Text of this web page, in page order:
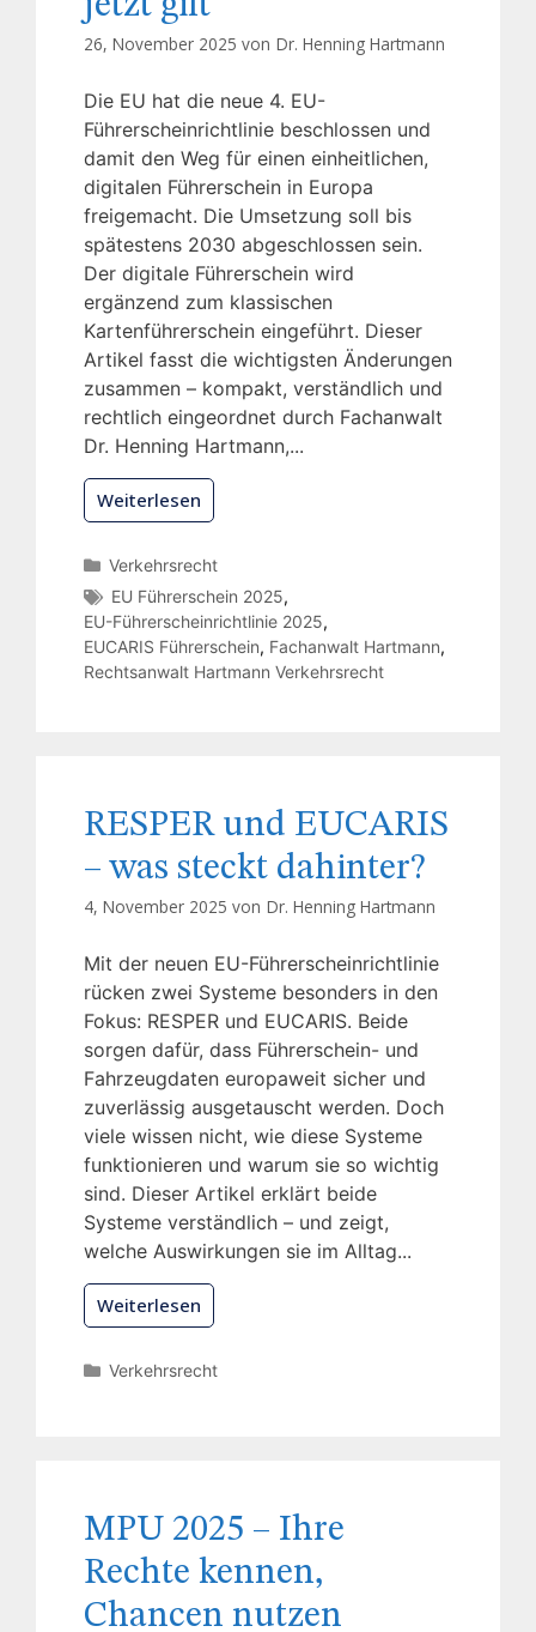
26, November 2025 von Dr. Henning Hartmann
Die EU hat die neue 4. EU-
Führerscheinrichtlinie beschlossen und
damit den Weg für einen einheitlichen,
digitalen Führerschein in Europa
freigemacht. Die Umsetzung soll bis
spätestens 2030 abgeschlossen sein.
Der digitale Führerschein wird
ergänzend zum klassischen
Kartenführerschein eingeführt. Dieser
Artikel fasst die wichtigsten Änderungen
zusammen – kompakt, verständlich und
rechtlich eingeordnet durch Fachanwalt
Dr. Henning Hartmann,...
Weiterlesen
Verkehrsrecht
EU Führerschein 2025,
EU-Führerscheinrichtlinie 2025,
EUCARIS Führerschein, Fachanwalt Hartmann,
Rechtsanwalt Hartmann Verkehrsrecht
RESPER und EUCARIS
– was steckt dahinter?
4, November 2025 von Dr. Henning Hartmann
Mit der neuen EU-Führerscheinrichtlinie
rücken zwei Systeme besonders in den
Fokus: RESPER und EUCARIS. Beide
sorgen dafür, dass Führerschein- und
Fahrzeugdaten europaweit sicher und
zuverlässig ausgetauscht werden. Doch
viele wissen nicht, wie diese Systeme
funktionieren und warum sie so wichtig
sind. Dieser Artikel erklärt beide
Systeme verständlich – und zeigt,
welche Auswirkungen sie im Alltag...
Weiterlesen
Verkehrsrecht
MPU 2025 – Ihre
Rechte kennen,
Chancen nutzen